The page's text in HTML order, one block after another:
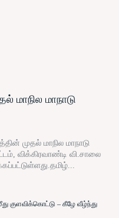
மாநில மாநாடு
முதல் மாநில மாநாடு
விக்கிரவாண்டி வி.சாலை
குளவிக்கொட்டு – கீழே வீழ்ந்து